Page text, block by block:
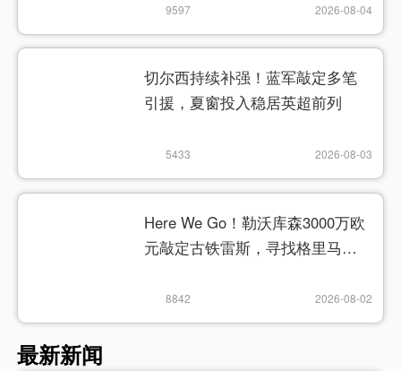
9597 2026-08-04
切尔西持续补强！蓝军敲定多笔
引援，夏窗投入稳居英超前列
5433 2026-08-03
Here We Go！勒沃库森3000万欧
元敲定古铁雷斯，寻找格里马尔
8842 2026-08-02
最新新闻